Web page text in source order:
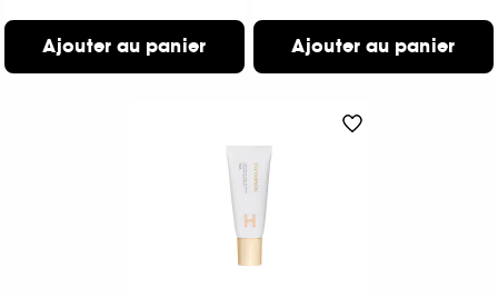
Ajouter au panier Ajouter au panier